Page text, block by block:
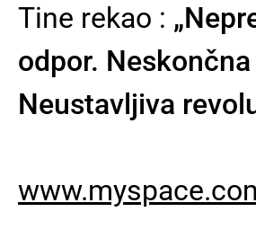
Tine rekao :
odpor.
Neustavljiva